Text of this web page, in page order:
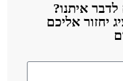
איתנו?
יחזור אליכם